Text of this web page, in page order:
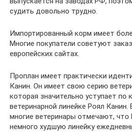
судить довольно трудно.
Импортированный корм имеет
Многие покупатели советуют
европейских сайтах.
Проплан имеет практически
Канин. Он имеет свою серию
которая значительно уступает по
ветеринарной линейке Роял
многие ветеринары отмечают, что
немного худшую линейку